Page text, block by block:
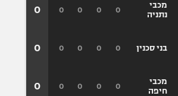
מכבי
נתניה
בני סכנין
מכבי
חיפה
0
0
0
0
0
0
0
0
0
0
0
0
0
0
0